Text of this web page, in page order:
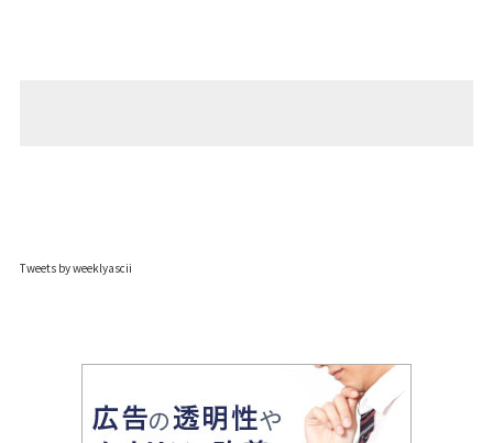
Tweets by weeklyascii